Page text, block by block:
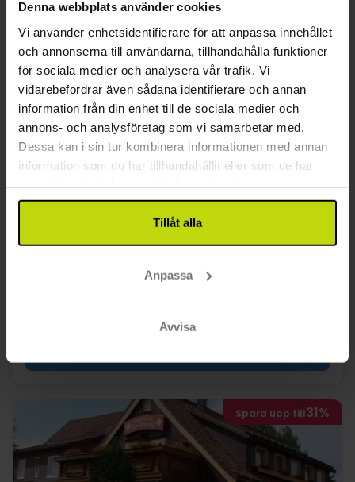
Denna webbplats använder cookies
Vi använder enhetsidentifierare för att anpassa innehållet
och annonserna till användarna, tillhandahålla funktioner
för sociala medier och analysera vår trafik. Vi
vidarebefordrar även sådana identifierare och annan
information från din enhet till de sociala medier och
annons- och analysföretag som vi samarbetar med.
Dessa kan i sin tur kombinera informationen med annan
information som du har tillhandahållit eller som de har
Tillåt alla
Anpassa
Avvisa
Billig cityresa till Leipzig
elaya hotel leipzig city center
4.1/ 5 Mycket bra 20 recensioner
Leipzig
övernattningar med frukost
Spara upp till31%